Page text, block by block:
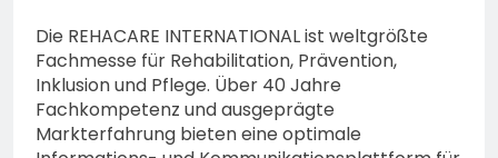
Die REHACARE INTERNATIONAL ist weltgrößte
Fachmesse für Rehabilitation, Prävention,
Inklusion und Pflege. Über 40 Jahre
Fachkompetenz und ausgeprägte
Markterfahrung bieten eine optimale